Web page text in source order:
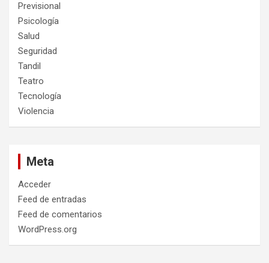
Previsional
Psicología
Salud
Seguridad
Tandil
Teatro
Tecnología
Violencia
Meta
Acceder
Feed de entradas
Feed de comentarios
WordPress.org